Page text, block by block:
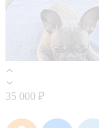
35 000 ₽